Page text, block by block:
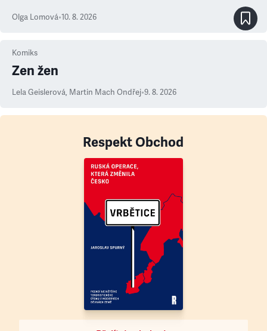
Olga Lomová•10. 8. 2026
Komiks
Zen žen
Lela Geislerová, Martin Mach Ondřej•9. 8. 2026
Respekt Obchod